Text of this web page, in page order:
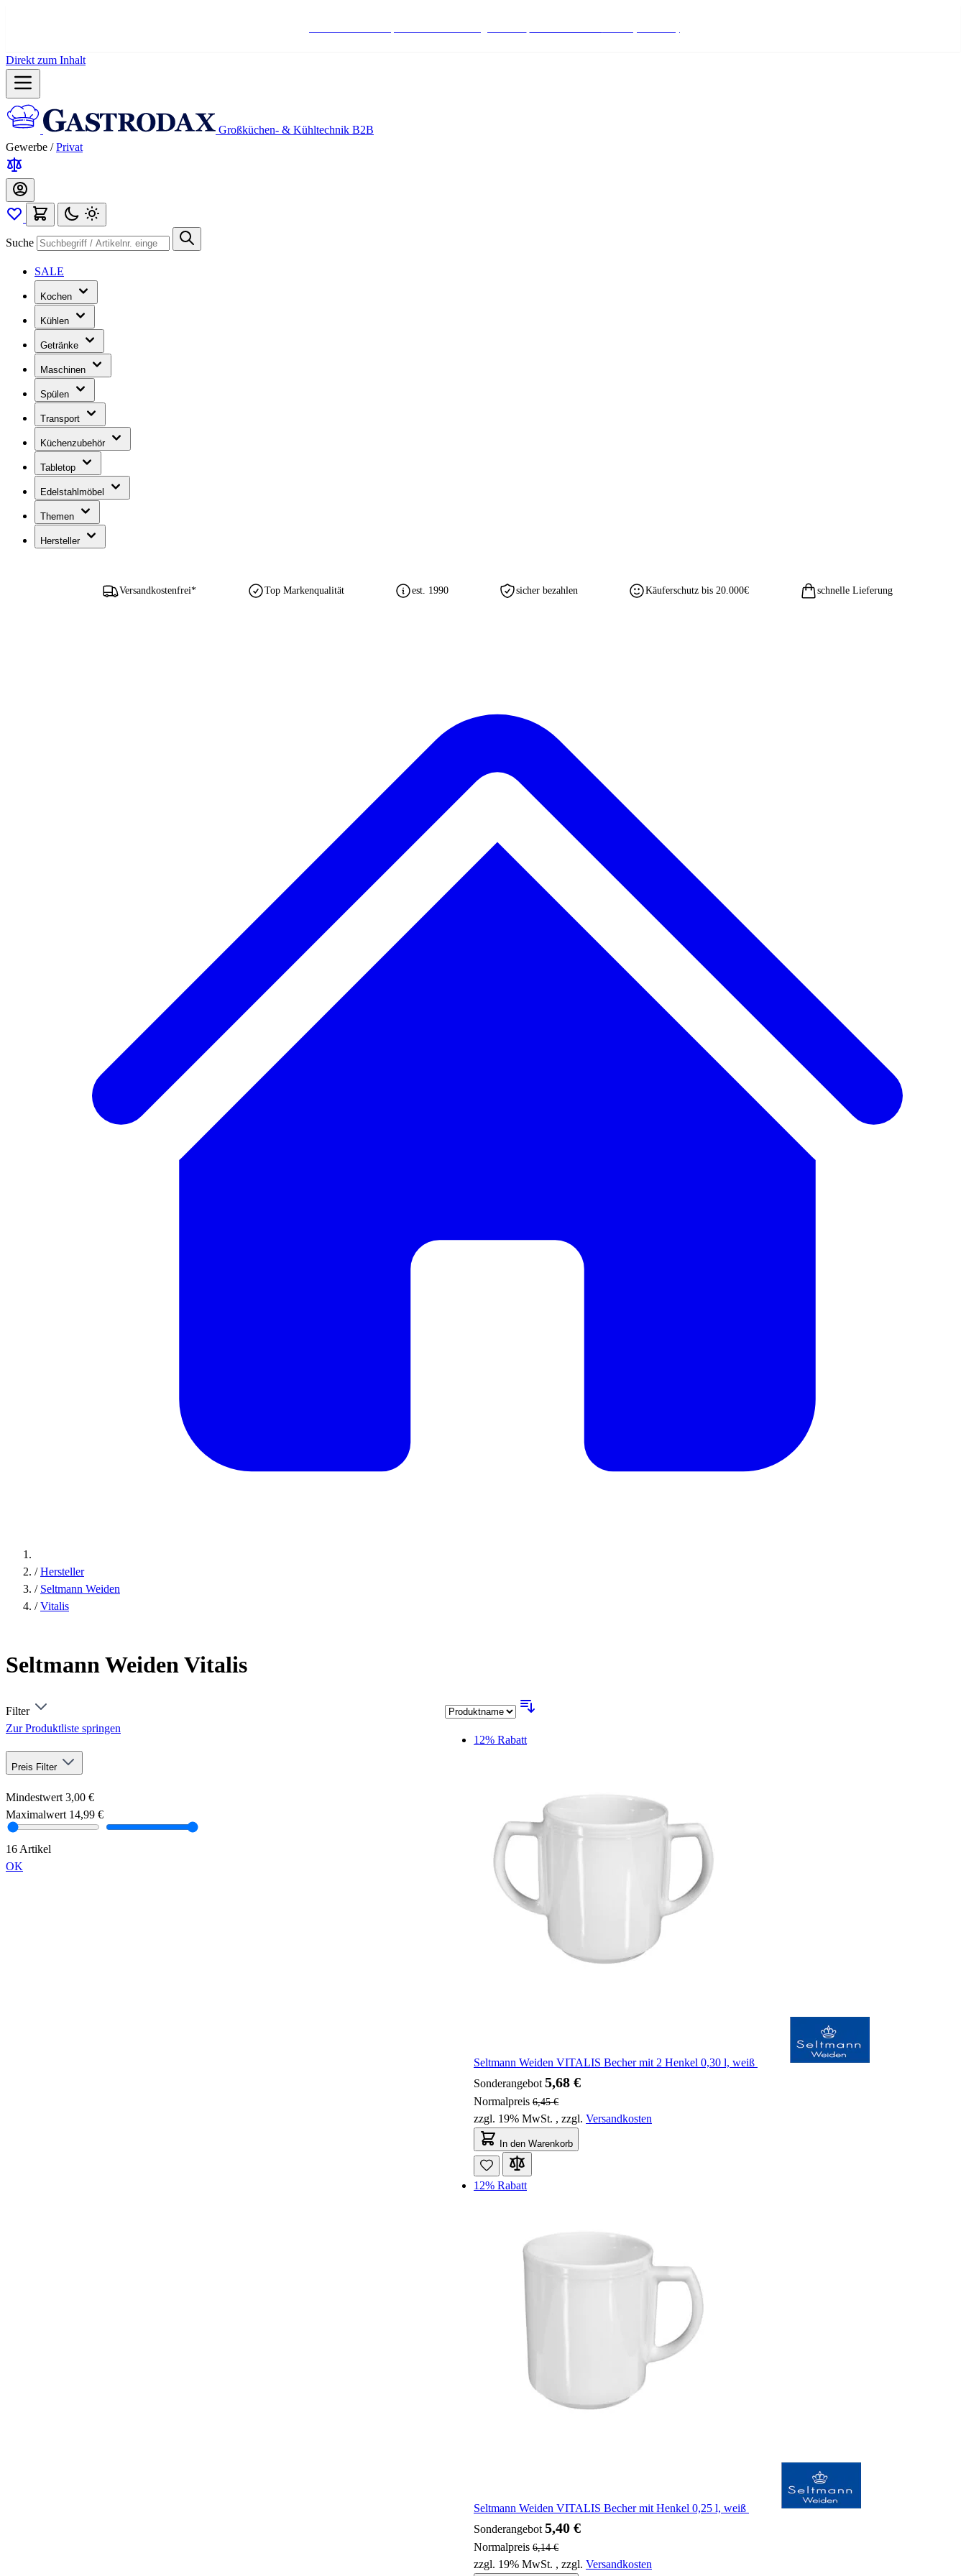
Direkt zum Inhalt
Großküchen- & Kühltechnik B2B
Gewerbe / Privat
Suche
SALE
Kochen
Kühlen
Getränke
Maschinen
Spülen
Transport
Küchenzubehör
Tabletop
Edelstahlmöbel
Themen
Hersteller
Versandkostenfrei* Top Markenqualität est. 1990 sicher bezahlen Käuferschutz bis 20.000€ schnelle Lieferung
/ Hersteller
/ Seltmann Weiden
/ Vitalis
Seltmann Weiden Vitalis
Filter
Zur Produktliste springen
Preis Filter
Mindestwert 3,00 €
Maximalwert 14,99 €
16 Artikel
OK
12% Rabatt
Seltmann Weiden VITALIS Becher mit 2 Henkel 0,30 l, weiß
Sonderangebot 5,68 €
Normalpreis 6,45 €
zzgl. 19% MwSt. , zzgl. Versandkosten
In den Warenkorb
12% Rabatt
Seltmann Weiden VITALIS Becher mit Henkel 0,25 l, weiß
Sonderangebot 5,40 €
Normalpreis 6,14 €
zzgl. 19% MwSt. , zzgl. Versandkosten